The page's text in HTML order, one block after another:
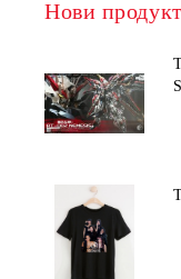
Нови